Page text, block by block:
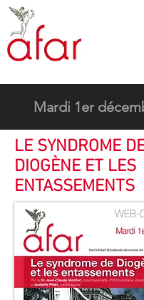
Mardi 1er
LE SYNDROME
DIOGÈNE ET LES
ENTASSEMENTS